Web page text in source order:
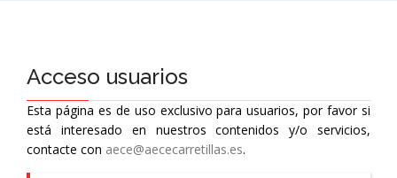
Acceso usuarios
Esta página es de uso exclusivo para usuarios, por favor si
está interesado en nuestros contenidos y/o servicios,
contacte con aece@aececarretillas.es.